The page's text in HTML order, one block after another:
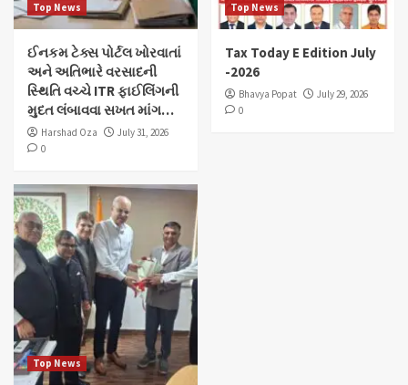
Top News
ઈનકમ ટેક્સ પોર્ટલ ખોરવાતાં
અને અતિભારે વરસાદની
સ્થિતિ વચ્ચે ITR ફાઈલિંગની
મુદત લંબાવવા સખત માંગ…
Harshad Oza
July 31, 2026
0
Top News
Tax Today E Edition July
-2026
Bhavya Popat
July 29, 2026
0
Top News